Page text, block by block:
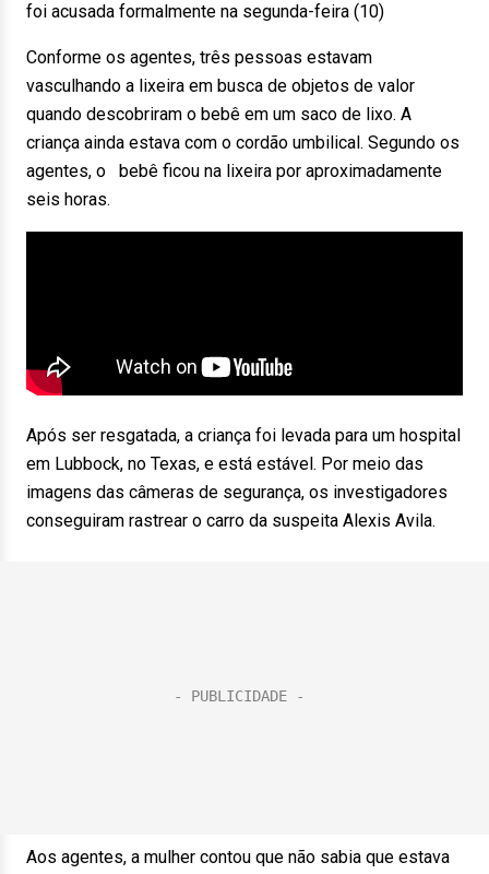
foi acusada formalmente na segunda-feira (10)
Conforme os agentes, três pessoas estavam
vasculhando a lixeira em busca de objetos de valor
quando descobriram o bebê em um saco de lixo. A
criança ainda estava com o cordão umbilical. Segundo os
agentes, o bebê ficou na lixeira por aproximadamente
seis horas.
Após ser resgatada, a criança foi levada para um hospital
em Lubbock, no Texas, e está estável. Por meio das
imagens das câmeras de segurança, os investigadores
conseguiram rastrear o carro da suspeita Alexis Avila.
Aos agentes, a mulher contou que não sabia que estava